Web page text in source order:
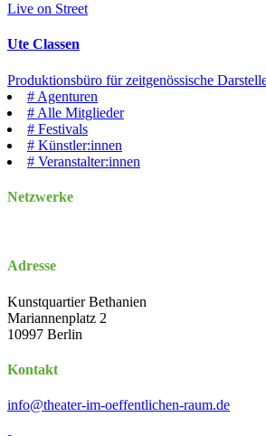
Live on Street
Ute Classen
Produktionsbüro für zeitgenössische
# Agenturen
# Alle Mitglieder
# Festivals
# Künstler:innen
# Veranstalter:innen
Netzwerke
Adresse
Kunstquartier Bethanien
Mariannenplatz 2
10997 Berlin
Kontakt
info@theater-im-oeffentlichen-raum.de